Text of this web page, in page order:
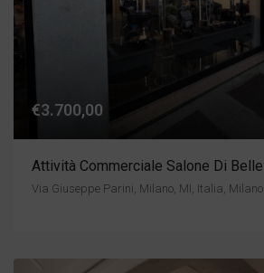
€3.700,00
Via Giuseppe Parini, Milano, MI, Italia, Milano